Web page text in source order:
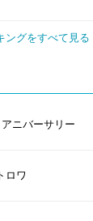
ングをすべて見る
ニバーサリー
ロワ